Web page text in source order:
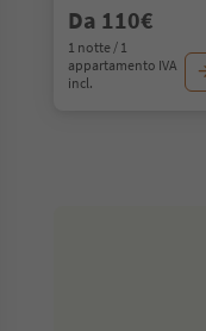
Da 110€
1 notte / 1
appartamento IVA
incl.